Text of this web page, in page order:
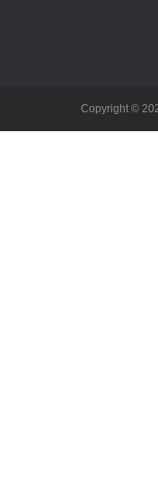
Copyright ©